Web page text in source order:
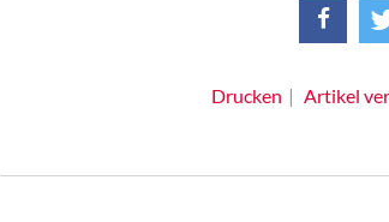
Drucken Artikel